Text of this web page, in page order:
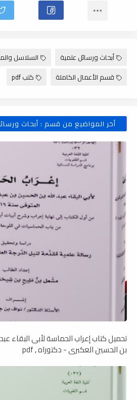
أبحاث ورسائل علمية
السلاسل
قسم الأعمال الكاملة
كتب pdf
أخر المواضيع من قسم : أبحاث
تحميل كتاب إعراب الحماسة لأبى البقاء
بن الحسين العكبرى - دكتوراه , pdf